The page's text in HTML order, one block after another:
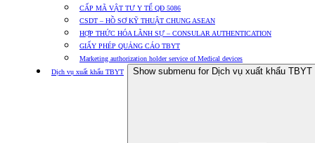
CẤP MÃ VẬT TƯ Y TẾ QĐ 5086
CSDT – HỒ SƠ KỸ THUẬT CHUNG ASEAN
HỢP THỨC HÓA LÃNH SỰ – CONSULAR AUTHENTICATION
GIẤY PHÉP QUẢNG CÁO TBYT
Marketing authorization holder service of Medical devices
Dịch vụ xuất khẩu TBYT
Show submenu for Dịch vụ xuất khẩu TBYT